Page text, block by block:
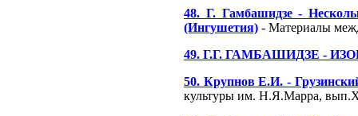
48. Г. Гамбашидзе -
(Ингушетия) - Материалы
49. Г.Г. ГАМБАШИДЗЕ -
50. Крупнов Е.И. -
культуры им. Н.Я.Марра,